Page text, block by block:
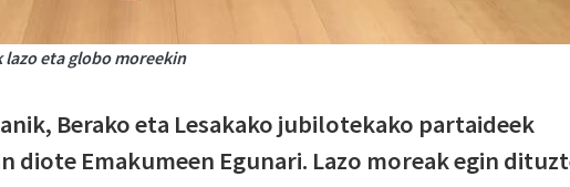
eta globo moreekin
Berako eta Lesakako jubilotekako partaideek
diote Emakumeen Egunari. Lazo moreak egin